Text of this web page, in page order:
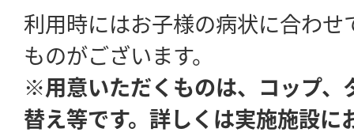
利用時にはお子様の病状に合わせ
ものがございます。
※用意いただくものは、コップ、
替え等です。詳しくは実施施設に